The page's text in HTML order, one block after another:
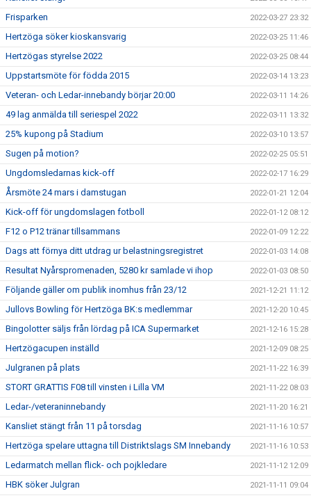
Frisparken 2022-03-27 23:32
Hertzöga söker kioskansvarig 2022-03-25 11:46
Hertzögas styrelse 2022 2022-03-25 08:44
Uppstartsmöte för födda 2015 2022-03-14 13:23
Veteran- och Ledar-innebandy börjar 20:00 2022-03-11 14:26
49 lag anmälda till seriespel 2022 2022-03-11 13:32
25% kupong på Stadium 2022-03-10 13:57
Sugen på motion? 2022-02-25 05:51
Ungdomsledarnas kick-off 2022-02-17 16:29
Årsmöte 24 mars i damstugan 2022-01-21 12:04
Kick-off för ungdomslagen fotboll 2022-01-12 08:12
F12 o P12 tränar tillsammans 2022-01-09 12:22
Dags att förnya ditt utdrag ur belastningsregistret 2022-01-03 14:08
Resultat Nyårspromenaden, 5280 kr samlade vi ihop 2022-01-03 08:50
Följande gäller om publik inomhus från 23/12 2021-12-21 11:12
Jullovs Bowling för Hertzöga BK:s medlemmar 2021-12-20 10:45
Bingolotter säljs från lördag på ICA Supermarket 2021-12-16 15:28
Hertzögacupen inställd 2021-12-09 08:25
Julgranen på plats 2021-11-22 16:39
STORT GRATTIS F08 till vinsten i Lilla VM 2021-11-22 08:03
Ledar-/veteraninnebandy 2021-11-20 16:21
Kansliet stängt från 11 på torsdag 2021-11-16 10:57
Hertzöga spelare uttagna till Distriktslags SM Innebandy 2021-11-16 10:53
Ledarmatch mellan flick- och pojkledare 2021-11-12 12:09
HBK söker Julgran 2021-11-11 09:04